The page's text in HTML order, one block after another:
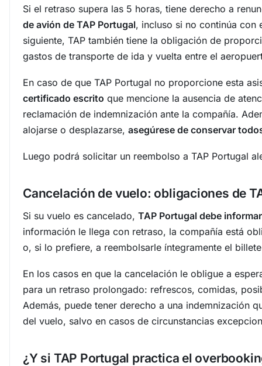
Si el retraso supera las 5 horas, tiene derecho a
de avión de TAP Portugal, incluso si no continúa con
siguiente, TAP también tiene la obligación de
gastos de transporte de ida y vuelta entre el
En caso de que TAP Portugal no proporcione esta
certificado escrito que mencione la ausencia de
reclamación de indemnización ante la compañía.
alojarse o desplazarse, asegúrese de conservar
Luego podrá solicitar un reembolso a TAP Portugal
Cancelación de vuelo: obligaciones de
Si su vuelo es cancelado, TAP Portugal debe
información le llega con retraso, la compañía está
o, si lo prefiere, a reembolsarle íntegramente el
En los casos en que la cancelación le obligue a
para un retraso prolongado: refrescos, comidas,
Además, puede tener derecho a una indemnización
del vuelo, salvo en casos de circunstancias
¿Y si TAP Portugal practica el